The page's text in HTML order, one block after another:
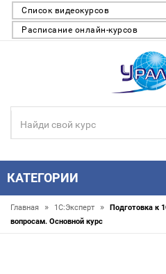
Список видеокурсов
Расписание онлайн-курсов
КАТЕГОРИИ
Главная » 1С:Эксперт »
Подготовка к
вопросам. Основной курс